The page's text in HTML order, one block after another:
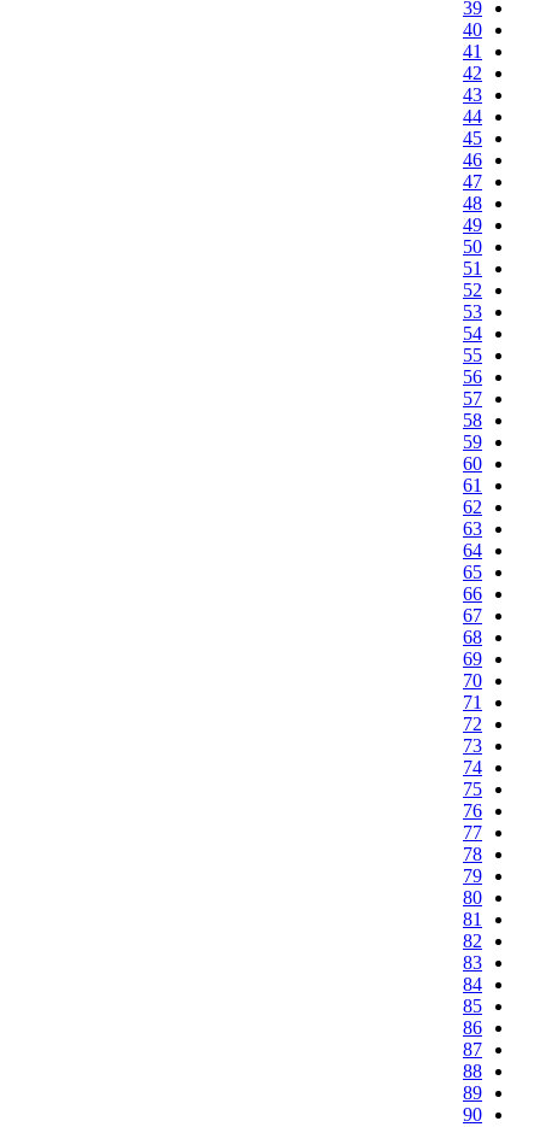
39
40
41
42
43
44
45
46
47
48
49
50
51
52
53
54
55
56
57
58
59
60
61
62
63
64
65
66
67
68
69
70
71
72
73
74
75
76
77
78
79
80
81
82
83
84
85
86
87
88
89
90